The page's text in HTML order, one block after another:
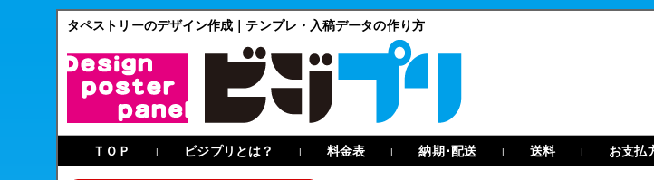
タペストリーのデザイン作成｜テンプレ・入稿データの作り方
ＴＯＰ | ビジプリとは？ | 料金表 | 納期･配送 | 送料 | お支払